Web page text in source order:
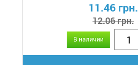
11.46 грн.
12.06 грн.
В наличии